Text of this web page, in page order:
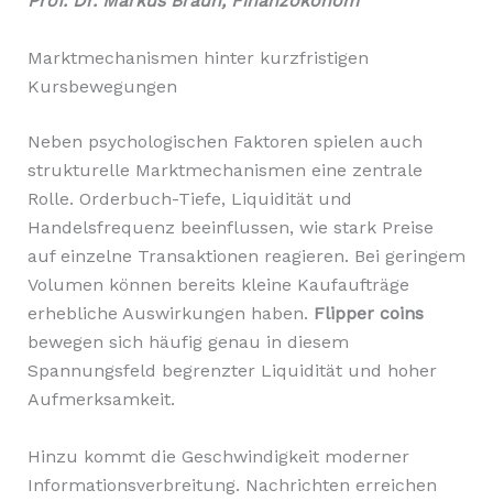
Marktmechanismen hinter kurzfristigen
Kursbewegungen
Neben psychologischen Faktoren spielen auch
strukturelle Marktmechanismen eine zentrale
Rolle. Orderbuch-Tiefe, Liquidität und
Handelsfrequenz beeinflussen, wie stark Preise
auf einzelne Transaktionen reagieren. Bei geringem
Volumen können bereits kleine Kaufaufträge
erhebliche Auswirkungen haben. Flipper coins
bewegen sich häufig genau in diesem
Spannungsfeld begrenzter Liquidität und hoher
Aufmerksamkeit.
Hinzu kommt die Geschwindigkeit moderner
Informationsverbreitung. Nachrichten erreichen